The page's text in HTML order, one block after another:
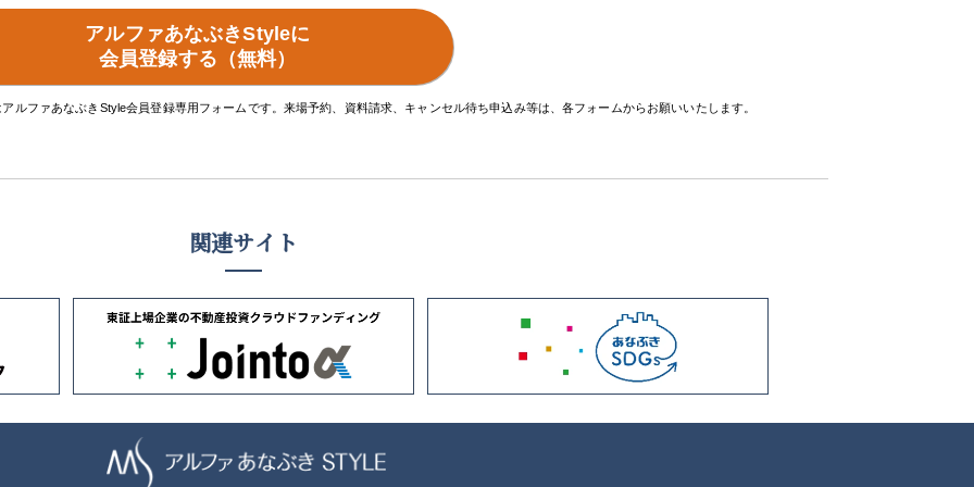
アルファあなぶきStyleに
会員登録する（無料）
ルファあなぶきStyle会員登録専用フォームです。来場予約、資料請求、キャンセル待ち申込み等は、各フォームからお願いいたします。
関連サイト